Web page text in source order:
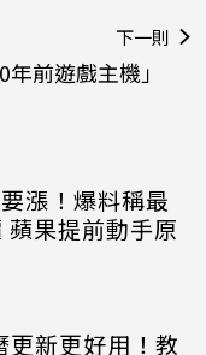
下一則
前遊戲主機」
漲！爆料稱最
蘋果提前動手原
更新更好用！教